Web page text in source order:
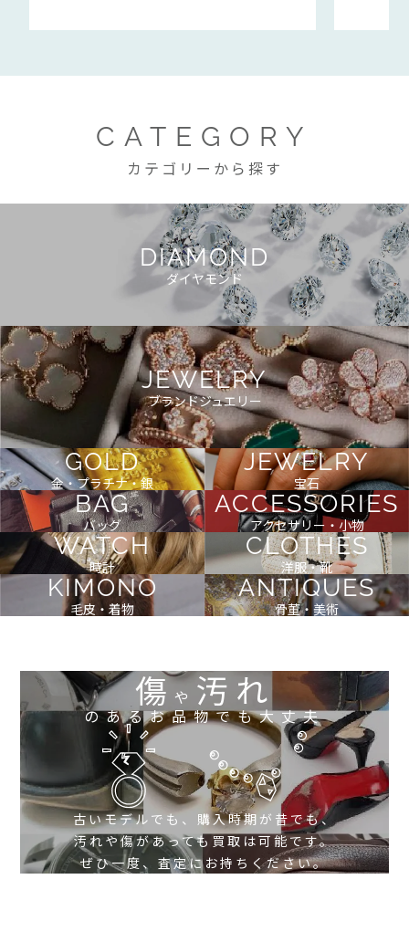
CATEGORY
カテゴリーから探す
DIAMOND
ダイヤモンド
JEWELRY
ブランドジュエリー
GOLD
金・プラチナ・銀
JEWELRY
宝石
BAG
バッグ
ACCESSORIES
アクセサリー・小物
WATCH
時計
CLOTHES
洋服・靴
KIMONO
毛皮・着物
ANTIQUES
骨董・美術
傷や 汚れ
のあるお品物でも大丈夫
古いモデルでも、購入時期が昔でも、
汚れや傷があっても買取は可能です。
ぜひ一度、査定にお持ちください。